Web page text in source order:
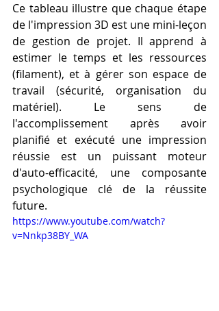
Ce tableau illustre que chaque étape
de l'impression 3D est une mini-leçon
de gestion de projet. Il apprend à
estimer le temps et les ressources
(filament), et à gérer son espace de
travail (sécurité, organisation du
matériel). Le sens de
l'accomplissement après avoir
planifié et exécuté une impression
réussie est un puissant moteur
d'auto-efficacité, une composante
psychologique clé de la réussite
future.
https://www.youtube.com/watch?
v=Nnkp38BY_WA